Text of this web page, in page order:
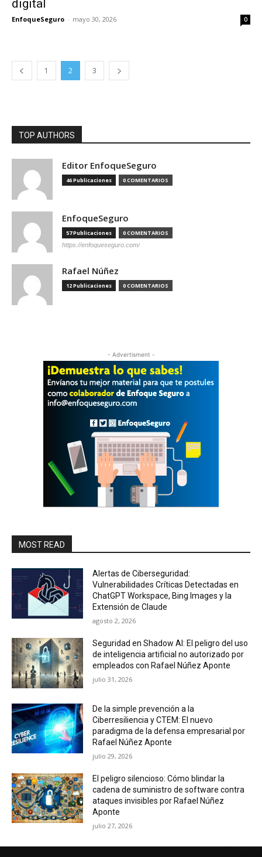
digital
EnfoqueSeguro - mayo 30, 2026 0
1 2 3
TOP AUTHORS
Editor EnfoqueSeguro
46 Publicaciones 0 COMENTARIOS
EnfoqueSeguro
57 Publicaciones 0 COMENTARIOS
https://enfoqueseguro.com/
Rafael Núñez
12 Publicaciones 0 COMENTARIOS
- Advertisment -
MOST READ
Alertas de Ciberseguridad:
Vulnerabilidades Críticas Detectadas en
ChatGPT Workspace, Bing Images y la
Extensión de Claude
agosto 2, 2026
Seguridad en Shadow AI: El peligro del uso
de inteligencia artificial no autorizado por
empleados con Rafael Núñez Aponte
julio 31, 2026
De la simple prevención a la
Ciberresiliencia y CTEM: El nuevo
paradigma de la defensa empresarial por
Rafael Núñez Aponte
julio 29, 2026
El peligro silencioso: Cómo blindar la
cadena de suministro de software contra
ataques invisibles por Rafael Núñez
Aponte
julio 27, 2026